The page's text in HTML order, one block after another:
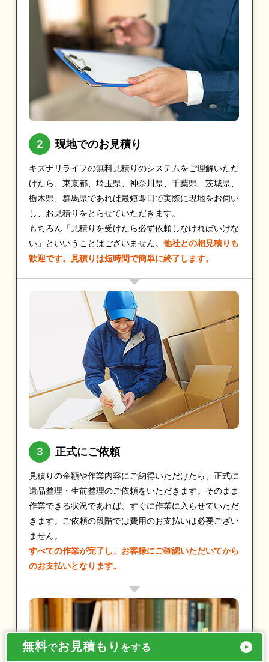
現地でのお見積り
キズナリライフの無料見積りのシステムをご理解いただ
けたら、東京都、埼玉県、神奈川県、千葉県、茨城県、
栃木県、群馬県であれば最短即日で実際に現地をお伺い
し、お見積りをとらせていただきます。
もちろん「見積りを受けたら必ず依頼しなければいけな
い」といいうことはございません。 他社との相見積りも
歓迎です。見積りは短時間で簡単に終了します。
正式にご依頼
見積りの金額や作業内容にご納得いただけたら、正式に
遺品整理・生前整理のご依頼をいただきます。そのまま
作業できる状況であれば、すぐに作業に入らせていただ
きます。ご依頼の段階では費用のお支払いは必要ござい
ません。
すべての作業が完了し、お客様にご確認いただいてから
のお支払いとなります。
無料でお見積もり をする